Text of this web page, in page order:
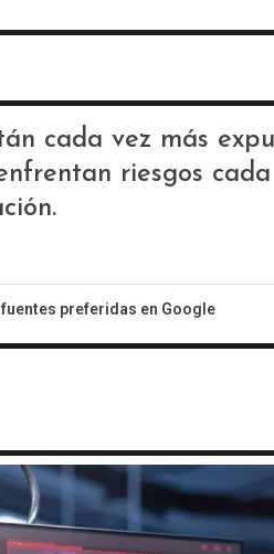
cada vez más
riesgos
preferidas en Google